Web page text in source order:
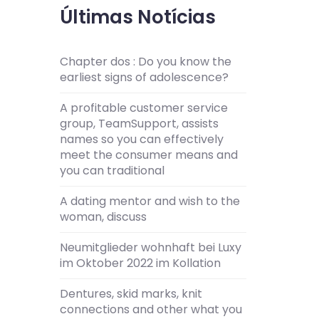
Últimas Notícias
Chapter dos : Do you know the
earliest signs of adolescence?
A profitable customer service
group, TeamSupport, assists
names so you can effectively
meet the consumer means and
you can traditional
A dating mentor and wish to the
woman, discuss
Neumitglieder wohnhaft bei Luxy
im Oktober 2022 im Kollation
Dentures, skid marks, knit
connections and other what you